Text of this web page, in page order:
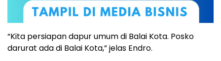
“Kita persiapan dapur umum di Balai Kota. Posko
darurat ada di Balai Kota,” jelas Endro.